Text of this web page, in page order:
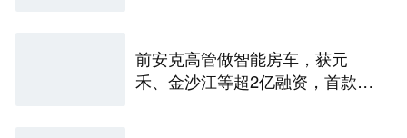
前安克高管做智能房车，获元
禾、金沙江等超2亿融资，首款产